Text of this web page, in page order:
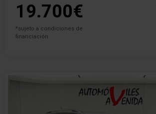
19.700€
*sujeto a condiciones de
financiación